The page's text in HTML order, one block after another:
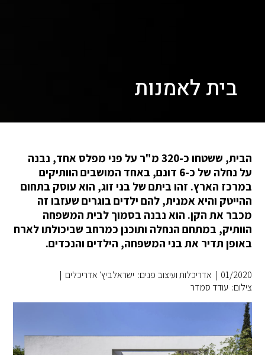
בית לאמנות
הבית, ששטחו כ-320 מ"ר על פני מפלס אחד, נבנה
על נחלה של כ-6 דונם, באחד המושבים הוותיקים
במרכז הארץ. זהו ביתם של בני זוג, הוא עוסק בתחום
ההייטק והיא אמנית, להם ילדים בוגרים שעזבו זה
מכבר את הקן. הוא נבנה בסמוך לבית המשפחה
הוותיק, במתחם הנחלה ותוכנן כמרחב שביכולתו לארח
באופן תדיר את בני המשפחה, הילדים והנכדים.
01/2020
| אדריכלות ועיצוב פנים: ישראלביץ' אדריכלים |
צילום: עודד סמדר